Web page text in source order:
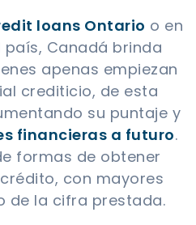
loans Ontario o en
Canadá brinda
apenas empiezan
crediticio, de esta
su puntaje y
financieras a futuro.
formas de obtener
con mayores
de la cifra prestada.